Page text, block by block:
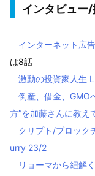
インタビュー
インターネット広
は8話
激動の投資家人生
倒産、借金、GMO
方”を加藤さんに教
クリプト/ブロック
urry 23/2
リョーマから紐解